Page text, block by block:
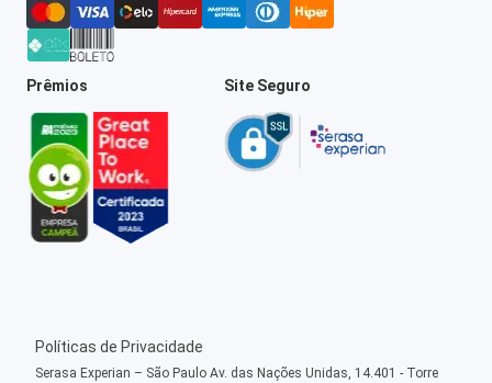
Prêmios Site Seguro
Políticas de Privacidade
Serasa Experian – São Paulo Av. das Nações Unidas, 14.401 - Torre